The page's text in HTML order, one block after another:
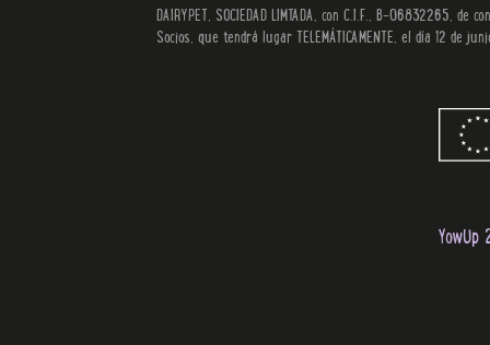
DAIRYPET, SOCIEDAD LIMTADA, con C.I.F., B-06832265,
Socios, que tendrá lugar TELEMÁTICAMENTE, el día 12
YowUp